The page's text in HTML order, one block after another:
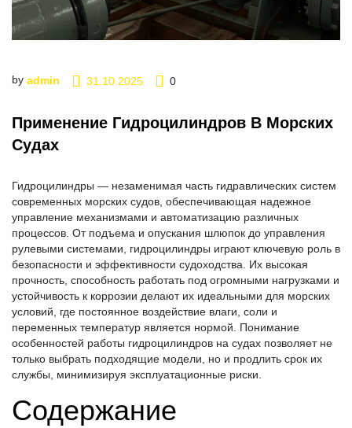
by admin 31.10.2025 0
Применение Гидроцилиндров В Морских
Судах
Гидроцилиндры — незаменимая часть гидравлических систем
современных морских судов, обеспечивающая надежное
управление механизмами и автоматизацию различных
процессов. От подъема и опускания шлюпок до управления
рулевыми системами, гидроцилиндры играют ключевую роль в
безопасности и эффективности судоходства. Их высокая
прочность, способность работать под огромными нагрузками и
устойчивость к коррозии делают их идеальными для морских
условий, где постоянное воздействие влаги, соли и
переменных температур является нормой. Понимание
особенностей работы гидроцилиндров на судах позволяет не
только выбрать подходящие модели, но и продлить срок их
службы, минимизируя эксплуатационные риски.
Содержание